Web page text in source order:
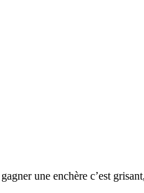
une enchère c’est